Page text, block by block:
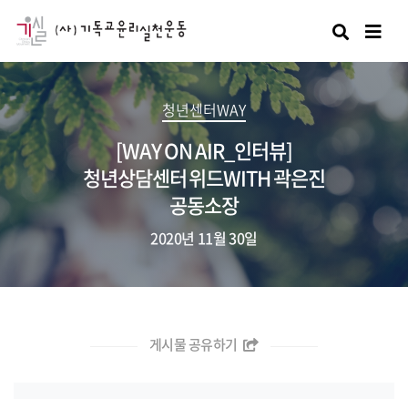
검색
청년센터WAY
[WAY ON AIR_인터뷰]
청년상담센터 위드WITH 곽은진
공동소장
2020년 11월 30일
게시물 공유하기